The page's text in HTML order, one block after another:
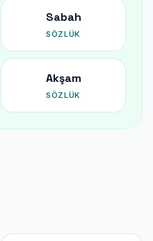
Sabah
SÖZLÜK
Akşam
SÖZLÜK